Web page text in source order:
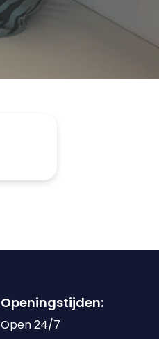
Openingstijden:
Open 24/7